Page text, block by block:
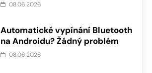
08.06.2026
Automatické vypínání Bluetooth
na Androidu? Žádný problém
08.06.2026